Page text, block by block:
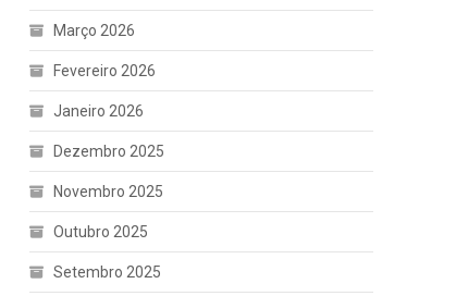
Março 2026
Fevereiro 2026
Janeiro 2026
Dezembro 2025
Novembro 2025
Outubro 2025
Setembro 2025